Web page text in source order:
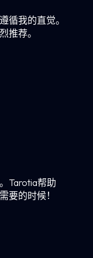
循我的直觉。
推荐。
Tarotia帮助
要的时候！